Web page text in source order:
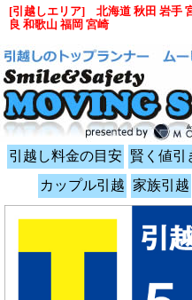
引越し料金の目安 賢く値引
カップル引越 家族引越
[引越しエリア] 北海道 秋田 岩手
良 和歌山 福岡 宮崎